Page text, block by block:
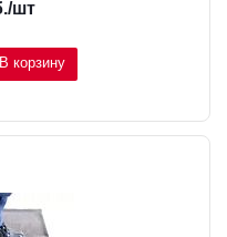
/шт
В корзину